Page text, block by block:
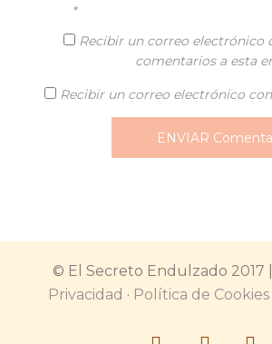
*
Recibir un correo electrónico
comentarios a esta
Recibir un correo electrónico
© El Secreto Endulzado 2017 |
Privacidad · Política de Cookies